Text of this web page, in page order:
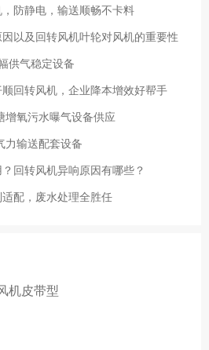
防静电，输送顺畅不卡料
以及回转风机叶轮对风机的重要性
供气稳定设备
回转风机，企业降本增效好帮手
氧污水曝气设备供应
力输送配套设备
回转风机异响原因有哪些？
配，废水处理全胜任
机皮带型